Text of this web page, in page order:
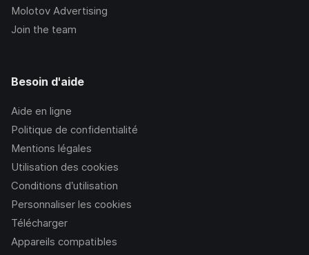
Molotov Advertising
Join the team
Besoin d'aide
Aide en ligne
Politique de confidentialité
Mentions légales
Utilisation des cookies
Conditions d’utilisation
Personnaliser les cookies
Télécharger
Appareils compatibles